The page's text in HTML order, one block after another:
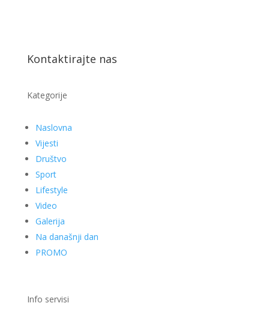
Kontaktirajte nas
Kategorije
Naslovna
Vijesti
Društvo
Sport
Lifestyle
Video
Galerija
Na današnji dan
PROMO
Info servisi